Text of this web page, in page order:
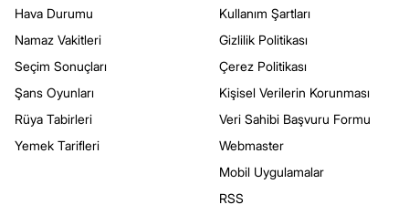
Hava Durumu
Namaz Vakitleri
Seçim Sonuçları
Şans Oyunları
Rüya Tabirleri
Yemek Tarifleri
Kullanım Şartları
Gizlilik Politikası
Çerez Politikası
Kişisel Verilerin Korunması
Veri Sahibi Başvuru Formu
Webmaster
Mobil Uygulamalar
RSS